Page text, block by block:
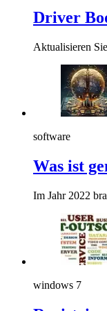
Driver
Aktualisieren
software
Was ist
Im Jahr 2022
windows 7